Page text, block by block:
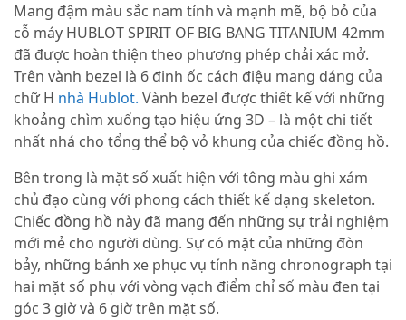
Mang đậm màu sắc nam tính và mạnh mẽ, bộ bỏ của
cỗ máy HUBLOT SPIRIT OF BIG BANG TITANIUM 42mm
đã được hoàn thiện theo phương phép chải xác mở.
Trên vành bezel là 6 đinh ốc cách điệu mang dáng của
chữ H nhà Hublot. Vành bezel được thiết kế với những
khoảng chìm xuống tạo hiệu ứng 3D – là một chi tiết
nhất nhá cho tổng thể bộ vỏ khung của chiếc đồng hồ.
Bên trong là mặt số xuất hiện với tông màu ghi xám
chủ đạo cùng với phong cách thiết kế dạng skeleton.
Chiếc đồng hồ này đã mang đến những sự trải nghiệm
mới mẻ cho người dùng. Sự có mặt của những đòn
bảy, những bánh xe phục vụ tính năng chronograph tại
hai mặt số phụ với vòng vạch điểm chỉ số màu đen tại
góc 3 giờ và 6 giờ trên mặt số.